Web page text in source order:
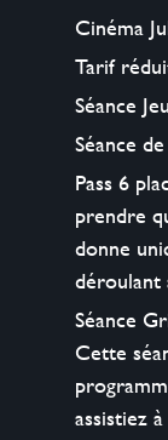
Cinéma
Tarif
Séance
Séance
Pass 6
prendre
donne
déroulant
Séance
Cette
assistiez